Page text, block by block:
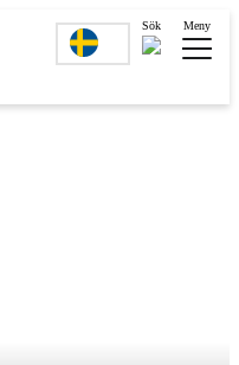
Sök Meny